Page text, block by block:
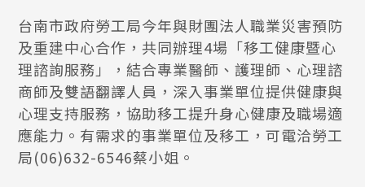
台南市政府勞工局今年與財團法人職業災害預防
及重建中心合作，共同辦理4場「移工健康暨心
理諮詢服務」，結合專業醫師、護理師、心理諮
商師及雙語翻譯人員，深入事業單位提供健康與
心理支持服務，協助移工提升身心健康及職場適
應能力。有需求的事業單位及移工，可電洽勞工
局(06)632-6546蔡小姐。